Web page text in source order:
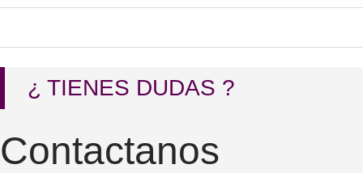
¿ TIENES DUDAS ?
Contactanos